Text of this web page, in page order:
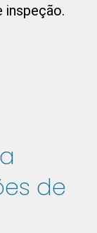
inspeção.
de